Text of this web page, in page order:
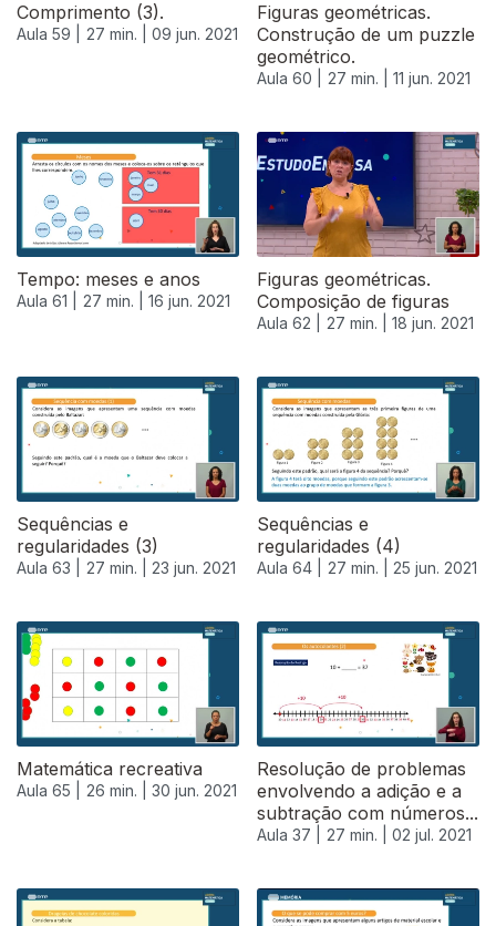
Comprimento (3).
Aula 59 | 27 min. | 09 jun. 2021
Figuras geométricas.
Construção de um puzzle
geométrico.
Aula 60 | 27 min. | 11 jun. 2021
Tempo: meses e anos
Aula 61 | 27 min. | 16 jun. 2021
Figuras geométricas.
Composição de figuras
Aula 62 | 27 min. | 18 jun. 2021
Sequências e
regularidades (3)
Aula 63 | 27 min. | 23 jun. 2021
Sequências e
regularidades (4)
Aula 64 | 27 min. | 25 jun. 2021
Matemática recreativa
Aula 65 | 26 min. | 30 jun. 2021
Resolução de problemas
envolvendo a adição e a
subtração com números...
Aula 37 | 27 min. | 02 jul. 2021
556889